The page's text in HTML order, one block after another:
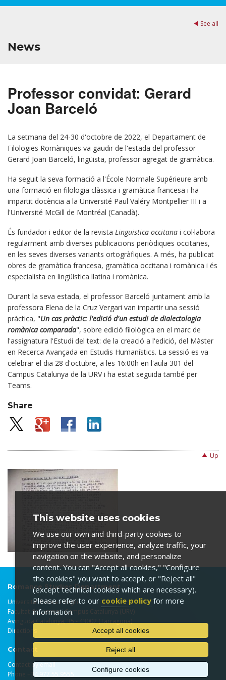
See all
News
Professor convidat: Gerard
Joan Barceló
La setmana del 24-30 d'octobre de 2022, el Departament de
Filologies Romàniques va gaudir de l'estada del professor
Gerard Joan Barceló, lingüista, professor agregat de gramàtica.
Ha seguit la seva formació a l'École Normale Supérieure amb
una formació en filologia clàssica i gramàtica francesa i ha
impartit docència a la Université Paul Valéry Montpellier III i a
l'Université McGill de Montréal (Canadà).
És fundador i editor de la revista Linguistica occitana i col·labora
regularment amb diverses publicacions periòdiques occitanes,
en les seves diverses variants ortogràfiques. A més, ha publicat
obres de gramàtica francesa, gramàtica occitana i romànica i és
especialista en lingüística llatina i romànica.
Durant la seva estada, el professor Barceló juntament amb la
professora Elena de la Cruz Vergari van impartir una sessió
pràctica, "Un cas pràctic: l'edició d'un estudi de dialectologia
romànica comparada", sobre edició filològica en el marc de
l'assignatura l'Estudi del text: de la creació a l'edició, del Màster
en Recerca Avançada en Estudis Humanístics. La sessió es va
celebrar el dia 28 d'octubre, a les 16:00h en l'aula 301 del
Campus Catalunya de la URV i ha estat seguida també per
Teams.
Share
Up
Romance Studies Department
Universitat Rovira i Virgili
Facultat de Lletres - Campus Catalunya (URV)
Avinguda Catalunya, 35 - 43002 (Tarragona)
Directions
Contact
Contact by email
Phone +34 977 55 9555
This website uses cookies
We use our own and third-party cookies to
improve the user experience, analyze traffic, your
navigation on the website, and personalize
content. You can "Accept all cookies," "Configure
the cookies" you want to accept, or "Reject all"
(except technical cookies which are necessary).
Please refer to our cookie policy for more
information.
Accept all cookies
Reject all
Configure cookies